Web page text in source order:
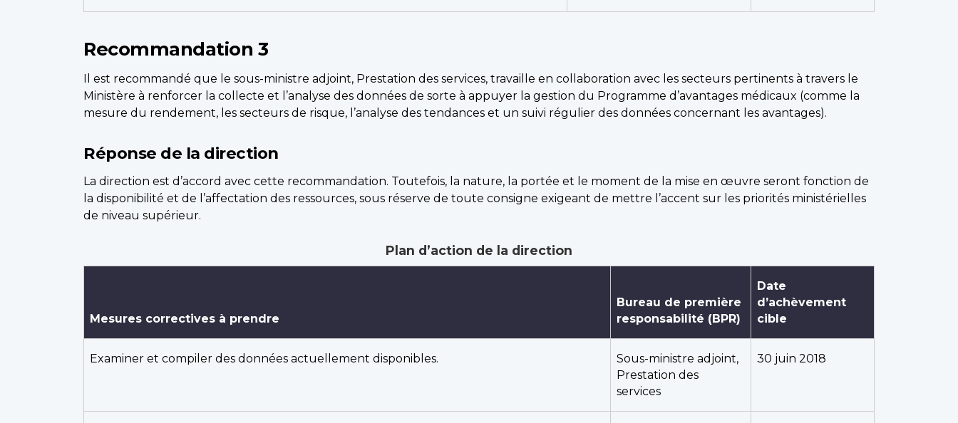
Recommandation 3
Il est recommandé que le sous-ministre adjoint, Prestation des services, travaille en collaboration avec les secteurs pertinents à travers le
Ministère à renforcer la collecte et l’analyse des données de sorte à appuyer la gestion du Programme d’avantages médicaux (comme la
mesure du rendement, les secteurs de risque, l’analyse des tendances et un suivi régulier des données concernant les avantages).
Réponse de la direction
La direction est d’accord avec cette recommandation. Toutefois, la nature, la portée et le moment de la mise en œuvre seront fonction de
la disponibilité et de l’affectation des ressources, sous réserve de toute consigne exigeant de mettre l’accent sur les priorités ministérielles
de niveau supérieur.
Plan d’action de la direction
Mesures correctives à prendre
Bureau de première
responsabilité (BPR)
Date
d’achèvement
cible
Examiner et compiler des données actuellement disponibles.
Sous-ministre adjoint,
Prestation des
services
30 juin 2018